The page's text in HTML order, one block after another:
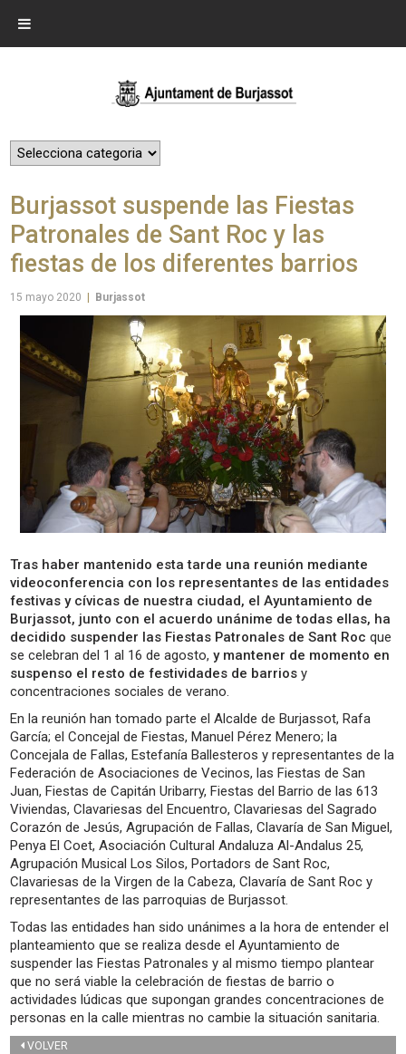
Burjassot suspende las Fiestas
Patronales de Sant Roc y las
fiestas de los diferentes barrios
15 mayo 2020 Burjassot
Tras haber mantenido esta tarde una reunión mediante
videoconferencia con los representantes de las entidades
festivas y cívicas de nuestra ciudad, el Ayuntamiento de
Burjassot, junto con el acuerdo unánime de todas ellas, ha
decidido suspender las Fiestas Patronales de Sant Roc que
se celebran del 1 al 16 de agosto,y mantener de momento en
suspenso el resto de festividades de barrios y
concentraciones sociales de verano.
En la reunión han tomado parte el Alcalde de Burjassot, Rafa
García; el Concejal de Fiestas, Manuel Pérez Menero; la
Concejala de Fallas, Estefanía Ballesteros y representantes de la
Federación de Asociaciones de Vecinos, las Fiestas de San
Juan, Fiestas de Capitán Uribarry, Fiestas del Barrio de las 613
Viviendas, Clavariesas del Encuentro, Clavariesas del Sagrado
Corazón de Jesús, Agrupación de Fallas, Clavaría de San Miguel,
Penya El Coet, Asociación Cultural Andaluza Al-Andalus 25,
Agrupación Musical Los Silos, Portadors de Sant Roc,
Clavariesas de la Virgen de la Cabeza, Clavaría de Sant Roc y
representantes de las parroquias de Burjassot.
Todas las entidades han sido unánimes a la hora de entender el
planteamiento que se realiza desde el Ayuntamiento de
suspender las Fiestas Patronales y al mismo tiempo plantear
que no será viable la celebración de fiestas de barrio o
actividades lúdicas que supongan grandes concentraciones de
personas en la calle mientras no cambie la situación sanitaria.
VOLVER